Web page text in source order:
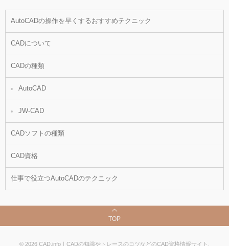
AutoCADの操作を早くするおすすめテクニック
CADについて
CADの種類
AutoCAD
JW-CAD
CADソフトの種類
CAD資格
仕事で役立つAutoCADのテクニック
TOP
© 2026 CAD.info｜CADの知識やトレースのコツなどのCAD資格情報サイト